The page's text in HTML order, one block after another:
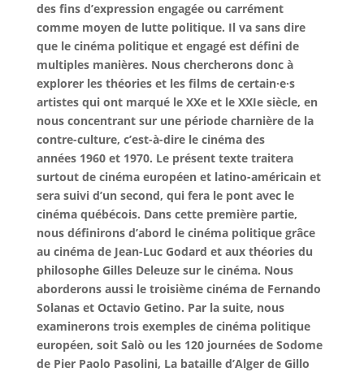
des fins d’expression engagée ou carrément
comme moyen de lutte politique. Il va sans dire
que le cinéma politique et engagé est défini de
multiples manières. Nous chercherons donc à
explorer les théories et les films de certain·e·s
artistes qui ont marqué le XXe et le XXIe siècle, en
nous concentrant sur une période charnière de la
contre-culture, c’est-à-dire le cinéma des
années 1960 et 1970. Le présent texte traitera
surtout de cinéma européen et latino-américain et
sera suivi d’un second, qui fera le pont avec le
cinéma québécois. Dans cette première partie,
nous définirons d’abord le cinéma politique grâce
au cinéma de Jean-Luc Godard et aux théories du
philosophe Gilles Deleuze sur le cinéma. Nous
aborderons aussi le troisième cinéma de Fernando
Solanas et Octavio Getino. Par la suite, nous
examinerons trois exemples de cinéma politique
européen, soit Salò ou les 120 journées de Sodome
de Pier Paolo Pasolini, La bataille d’Alger de Gillo